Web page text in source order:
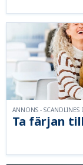
Ta färjan
ANNONS - SCANDLINES